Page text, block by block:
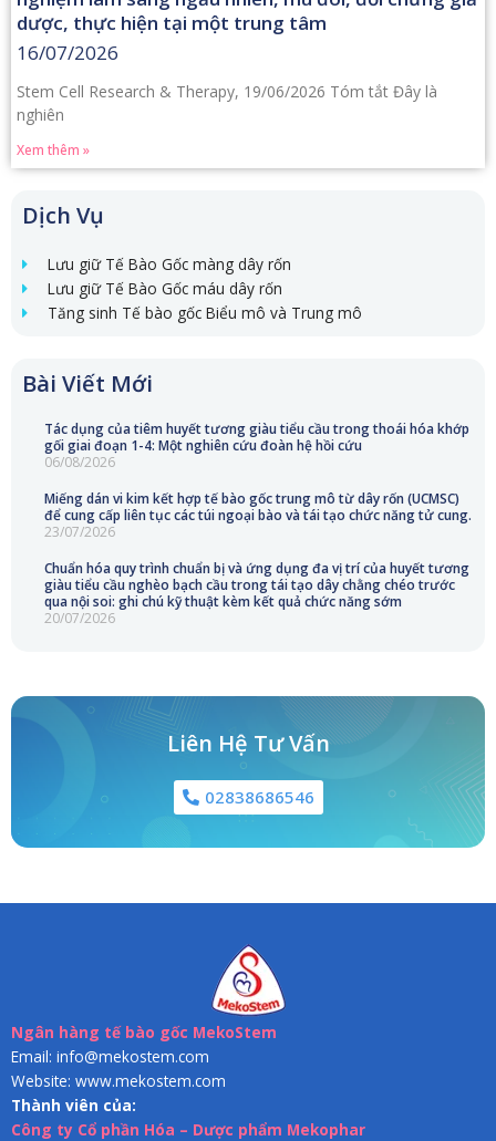
Dịch Vụ
Lưu giữ Tế Bào Gốc màng dây rốn
Lưu giữ Tế Bào Gốc máu dây rốn
Tăng sinh Tế bào gốc Biểu mô và Trung mô
Bài Viết Mới
Tác dụng của tiêm huyết tương giàu tiểu cầu trong thoái hóa khớp
gối giai đoạn 1-4: Một nghiên cứu đoàn hệ hồi cứu
06/08/2026
Miếng dán vi kim kết hợp tế bào gốc trung mô từ dây rốn (UCMSC)
để cung cấp liên tục các túi ngoại bào và tái tạo chức năng tử cung.
23/07/2026
Chuẩn hóa quy trình chuẩn bị và ứng dụng đa vị trí của huyết tương
giàu tiểu cầu nghèo bạch cầu trong tái tạo dây chằng chéo trước
qua nội soi: ghi chú kỹ thuật kèm kết quả chức năng sớm
20/07/2026
Liên Hệ Tư Vấn
02838686546
dược, thực hiện tại một trung tâm
16/07/2026
Stem Cell Research & Therapy, 19/06/2026 Tóm tắt Đây là
nghiên
Xem thêm »
Ngân hàng tế bào gốc MekoStem
Email: info@mekostem.com
Website: www.mekostem.com
Thành viên của:
Công ty Cổ phần Hóa – Dược phẩm Mekophar